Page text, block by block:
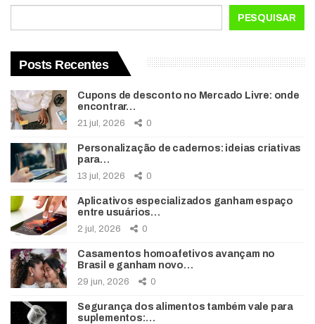
PESQUISAR
Posts Recentes
Cupons de desconto no Mercado Livre: onde
encontrar…
21 jul, 2026 0
Personalização de cadernos: ideias criativas
para…
13 jul, 2026 0
Aplicativos especializados ganham espaço
entre usuários…
2 jul, 2026 0
Casamentos homoafetivos avançam no
Brasil e ganham novo…
29 jun, 2026 0
Segurança dos alimentos também vale para
suplementos:…